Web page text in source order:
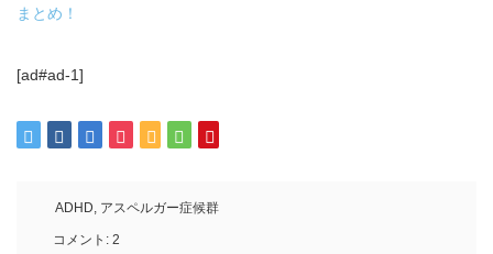
まとめ！
[ad#ad-1]
ADHD, アスペルガー症候群
コメント: 2